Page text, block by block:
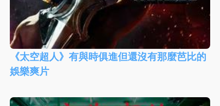
《太空超人》有與時俱進但還沒有那麼芭比的
娛樂爽片